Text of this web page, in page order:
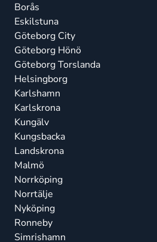
Borås
Eskilstuna
Göteborg City
Göteborg Hönö
Göteborg Torslanda
Helsingborg
Karlshamn
Karlskrona
Kungälv
Kungsbacka
Landskrona
Malmö
Norrköping
Norrtälje
Nyköping
Ronneby
Simrishamn